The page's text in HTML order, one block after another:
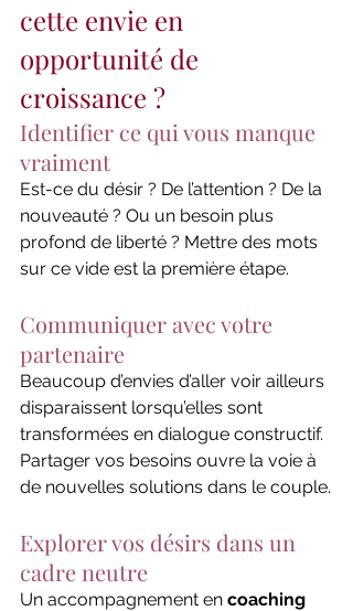
cette envie en
opportunité de
croissance ?
Identifier ce qui vous manque
vraiment
Est-ce du désir ? De l’attention ? De la
nouveauté ? Ou un besoin plus
profond de liberté ? Mettre des mots
sur ce vide est la première étape.
Communiquer avec votre
partenaire
Beaucoup d’envies d’aller voir ailleurs
disparaissent lorsqu’elles sont
transformées en dialogue constructif.
Partager vos besoins ouvre la voie à
de nouvelles solutions dans le couple.
Explorer vos désirs dans un
cadre neutre
Un accompagnement en coaching